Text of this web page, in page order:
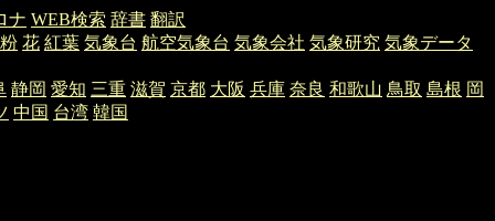
ナ WEB検索 辞書 翻訳
花 紅葉 気象台 航空気象台 気象会社 気象研究 気象データ
静岡 愛知 三重 滋賀 京都 大阪 兵庫 奈良 和歌山 鳥取 島根 岡
中国 台湾 韓国